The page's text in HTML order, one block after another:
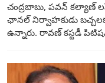
చంద్రబాబు, పవన్ కల్యాణ్
ఛానల్ నిర్వాహకుడు
ఉన్నారు. రావణ్ కస్టడీ